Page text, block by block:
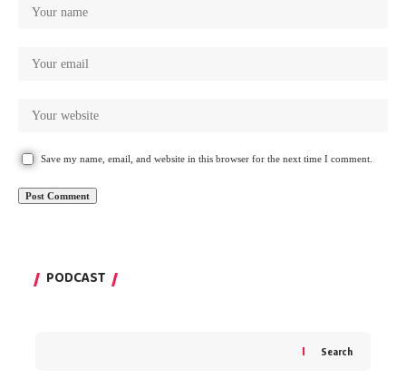
Save my name, email, and website in this browser for the next time I comment.
PODCAST
Search